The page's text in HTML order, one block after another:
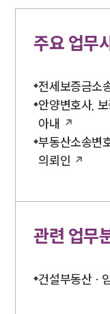
주요 업무
전세보증금소
안양변호사,
아내
부동산소송변
의뢰인
관련 업무
건설부동산 ·